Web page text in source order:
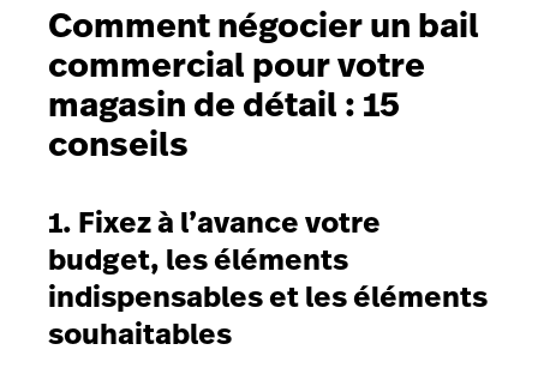
Comment négocier un bail
commercial pour votre
magasin de détail : 15
conseils
1. Fixez à l’avance votre
budget, les éléments
indispensables et les éléments
souhaitables